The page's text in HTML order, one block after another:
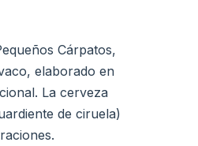
Cárpatos,
elaborado en
La cerveza
de ciruela)